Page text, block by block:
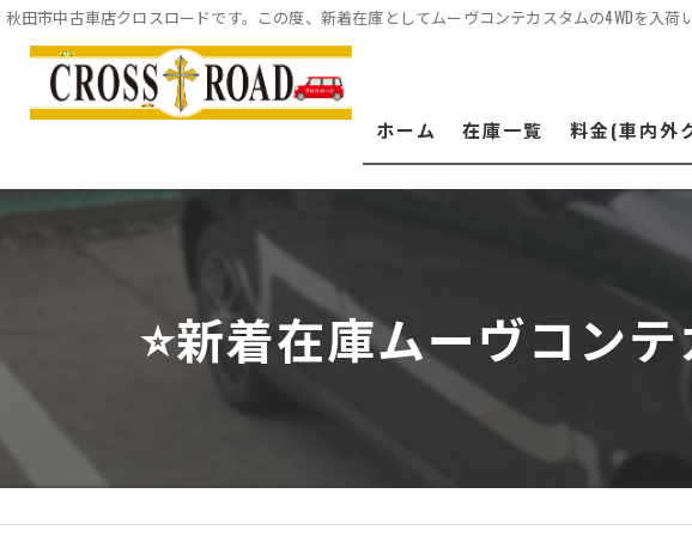
秋田市中古車店クロスロードです。この度、新着在庫としてムーヴコンテカスタムの4WDを入
ホーム 在庫一覧 料金(車内外
⭐️新着在庫ムーヴコン